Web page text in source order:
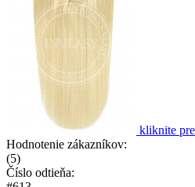
kliknite
Hodnotenie zákazníkov:
(5)
Číslo odtieňa: